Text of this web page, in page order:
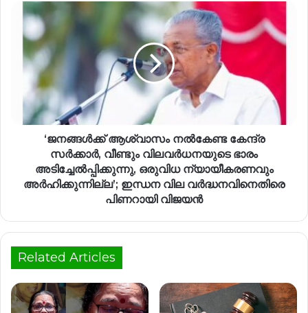
‘ജനങ്ങൾക്ക് ആശ്വാസം നൽകേണ്ട കേന്ദ്ര
സർക്കാർ, വീണ്ടും വിലവർധനയുടെ ഭാരം
അടിച്ചേൽപ്പിക്കുന്നു, ഒരുവിധ ന്യായീകരണവും
അർഹിക്കുന്നില്ല’; ഇന്ധന വില വർദ്ധനവിനെതിരെ
പിണറായി വിജയൻ
Related Articles